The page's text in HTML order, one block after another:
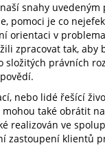
snahy
pomoci je co
orientaci v
zpracovat tak, aby
složitých právních
nebo lidé řešící
také obrátit na
realizován ve
zastoupení klientů